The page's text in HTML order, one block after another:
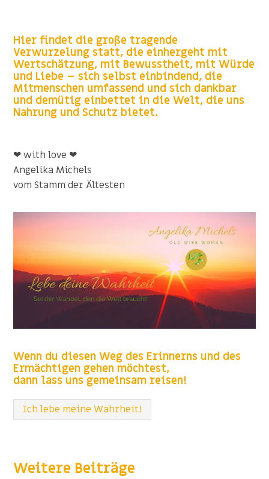
Hier findet die große tragende
Verwurzelung statt, die einhergeht mit
Wertschätzung, mit Bewusstheit, mit Würde
und Liebe – sich selbst einbindend, die
Mitmenschen umfassend und sich dankbar
und demütig einbettet in die Welt, die uns
Nahrung und Schutz bietet.
❤ with love ❤
Angelika Michels
vom Stamm der Ältesten
Wenn du diesen Weg des Erinnerns und des
Ermächtigen gehen möchtest,
dann lass uns gemeinsam reisen!
Ich lebe meine Wahrheit!
Weitere Beiträge